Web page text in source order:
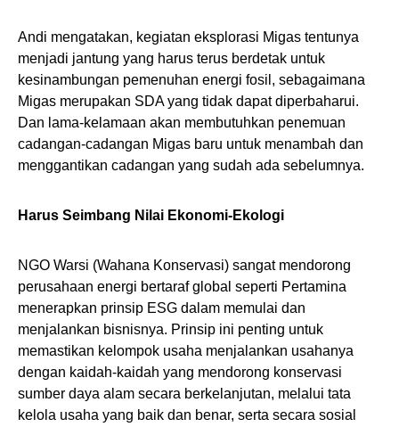
Andi mengatakan, kegiatan eksplorasi Migas tentunya
menjadi jantung yang harus terus berdetak untuk
kesinambungan pemenuhan energi fosil, sebagaimana
Migas merupakan SDA yang tidak dapat diperbaharui.
Dan lama-kelamaan akan membutuhkan penemuan
cadangan-cadangan Migas baru untuk menambah dan
menggantikan cadangan yang sudah ada sebelumnya.
Harus Seimbang Nilai Ekonomi-Ekologi
NGO Warsi (Wahana Konservasi) sangat mendorong
perusahaan energi bertaraf global seperti Pertamina
menerapkan prinsip ESG dalam memulai dan
menjalankan bisnisnya. Prinsip ini penting untuk
memastikan kelompok usaha menjalankan usahanya
dengan kaidah-kaidah yang mendorong konservasi
sumber daya alam secara berkelanjutan, melalui tata
kelola usaha yang baik dan benar, serta secara sosial